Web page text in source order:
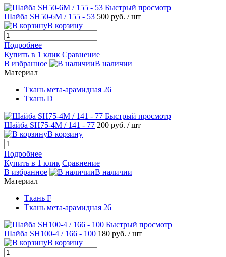
Быстрый просмотр
Шайба SH50-6M / 155 - 53 500 руб. / шт
В корзину
Подробнее
Купить в 1 клик Сравнение
В избранное
В наличии
Материал
Ткань мета-арамидная 26
Ткань D
Быстрый просмотр
Шайба SH75-4М / 141 - 77 200 руб. / шт
В корзину
Подробнее
Купить в 1 клик Сравнение
В избранное
В наличии
Материал
Ткань F
Ткань мета-арамидная 26
Быстрый просмотр
Шайба SH100-4 / 166 - 100 180 руб. / шт
В корзину